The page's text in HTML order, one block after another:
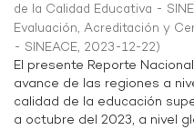
de la Calidad Educativa -
Evaluación, Acreditación y
- SINEACE, 2023-12-22)
El presente Reporte
avance de las regiones a
calidad de la educación
a octubre del 2023, a nivel